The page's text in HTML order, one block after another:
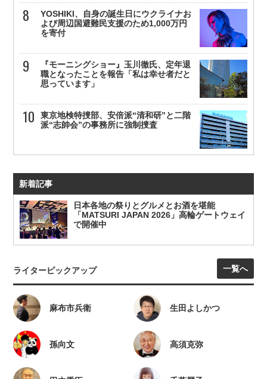
YOSHIKI、自身の誕生日にウクライナお
よび周辺国避難民支援のため1,000万円
を寄付
『モーニングショー』玉川徹氏、定年退
職となったことを報告「私は幸せ者だと
思っています」
東京地検特捜部、安倍派“清和研”と二階
派“志帥会”の事務所に強制捜査
新着記事
日本各地の祭りとグルメとお酒を堪能
「MATSURI JAPAN 2026」高輪ゲートウェイ
で開催中
ライターピックアップ 一覧へ
麻布市兵衛 生田よしかつ
孫向文 高須克弥